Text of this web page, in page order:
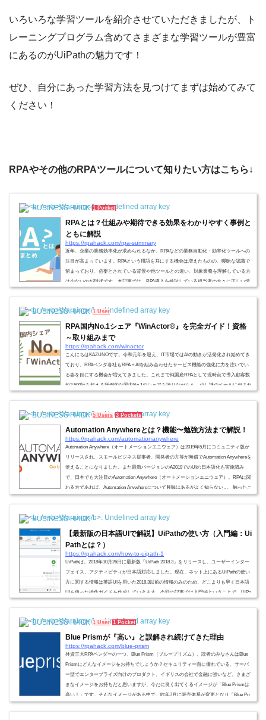
いろいろな学習ツールを紹介させていただきましたが、ト
レーニングプログラム含めてさまざまな学習ツールが豊富
にあるのがUiPathの魅力です！
ぜひ、自分にあった学習方法を見つけてまずは始めてみて
ください！
RPAやその他のRPAツールについて知りたい方はこちら↓
BUSINESS HACK 1 Pocket
RPAとは？仕組みや期待できる効果をわかりやすく事例と
ともに解説
https://rpahack.com/rpa-summary
近年、企業の業務効率化が求められるなか、RPAなどの業務自動化・効率化ツールへの
注目が高まっています。RPAという用語を耳にする機会は増えたものの、曖昧な認識で
留まっており、必要とされている背景や他ツールとの違い、対象業務を理解している方
は少ないのが現状です。本記事では、RPA導入を検討している担当者の方々に正しい情
用辞典としてお役立てください。RPA...
BUSINESS HACK 1 User
RPA国内No.1シェア『WinActor®』を完全ガイド！資格
～取り組みまで
https://rpahack.com/winactor
こんにちはKAZUNOです。令和元年を迎え、IT市場ではAIの動きが活発化され始めてき
ており、RPAベンダ各社もRPA＋AIを組み合わせたサービス機能の強化に力を注いでい
る姿を目にする機会が増えてきました。これまで純国産RPAとして現時点で導入顧客数
約3,500社を超える圧倒的な国内No.1のシェアを誇りながらも、少し謎のベールに包まれ
あり、今年は何かこれまで以上に大き...
BUSINESS HACK 5 Users 3 Pockets
Automation Anywhereとは？機能〜勉強方法まで解説！
https://rpahack.com/automationanywhere
Automation Anywhere（オートメーションエニウェア）は2019年5月にコミュニティ版が
リリースされ、スモールビジネス従事者、開発者の方等が無償でAutomation Anywhereを
使えることになりました。また最新バージョンのA2019でのUIの日本語化も実施済み
で、日本でも大注目のAutomation Anywhere（オートメーションエニウェア）。RPAに関
わる方であれば、Automation Anywhereについて興味はあるがよく知らない…、触ったこ
とがない…という方がこれまで多かったのではないでしょうか？（筆者もその一人で
BUSINESS HACK
【最新版の日本語UIで解説】UiPathの使い方（入門編：Ui
Pathとは？）
https://rpahack.com/how-to-uipath-1
UiPathは、2018年10月26日に最新版「UiPath 2018.3」をリリースし、ユーザーインター
フェイス、アクティビティが日本語対応しました。現在、ネット上にあるUiPathの使い
方に関する情報は英語UIを用いた2018.3以前の情報のみのため、どこよりも早く日本語
UIを使った操作ガイドを作成していきます。今回の記事では入門編ということで、UiPa
社について会社概要UiPa...
BUSINESS HACK 1 User 1 Pocket
Blue Prismが『高い』と誤解され続けてきた理由
https://rpahack.com/blue-prism
外資三大RPAベンダーの一つ、Blue Prism（ブループリズム）。読者のみなさんはBlue
Prismにどんなイメージをお持ちでしょうか？セキュリティー面に優れている、サーバ
ー型でエンタープライズ向けのプロダクト、イギリスの会社で金融に強いなど、さまざ
まなイメージをお持ちだと思いますが、今だに良く出てくるイメージが「Blue Prismは
高い！」です。そんなイメージがある中で、昨年7月に販売体系が変更となり「Blue Pri
smいいぞ！しかも結構リーズナブルだぞ！」という声を聞く機会が増えてきました。